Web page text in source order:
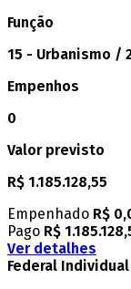
Função
15 - Urbanismo /
Empenhos
0
Valor previsto
R$ 1.185.128,55
Empenhado R$
Pago R$
Ver detalhes
Federal Individual